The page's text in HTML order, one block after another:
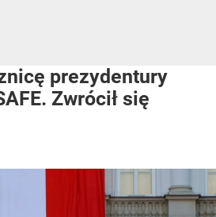
prezydentury
Zwrócił się